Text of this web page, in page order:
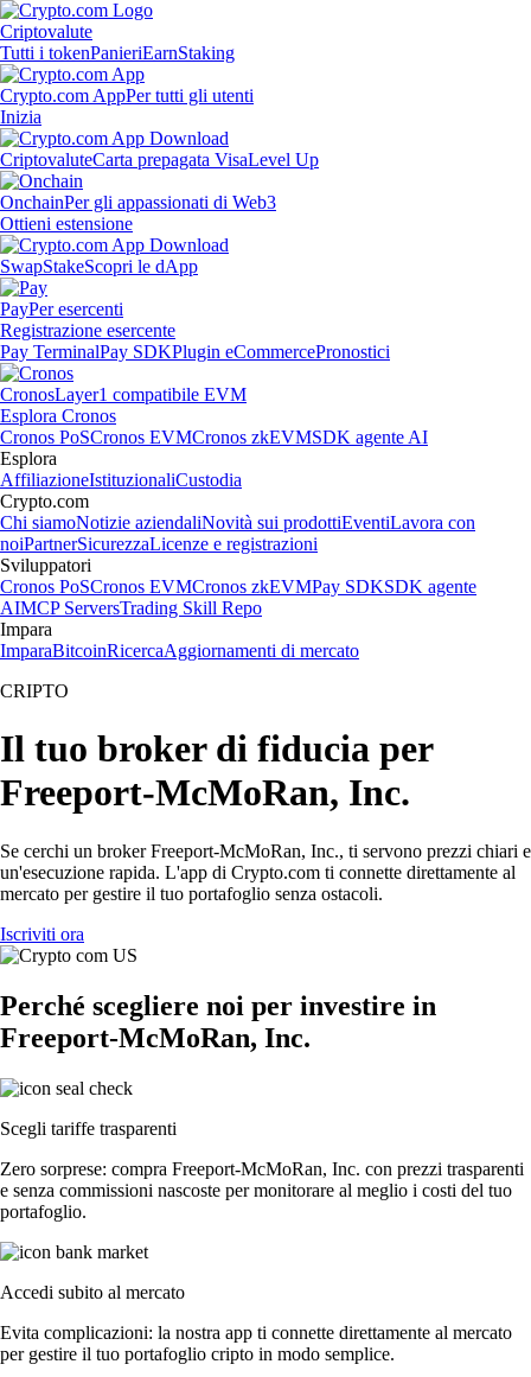
Criptovalute
Tutti i tokenPanieriEarnStaking
Crypto.com AppPer tutti gli utenti
Inizia
CriptovaluteCarta prepagata VisaLevel Up
OnchainPer gli appassionati di Web3
Ottieni estensione
SwapStakeScopri le dApp
PayPer esercenti
Registrazione esercente
Pay TerminalPay SDKPlugin eCommercePronostici
CronosLayer1 compatibile EVM
Esplora Cronos
Cronos PoSCronos EVMCronos zkEVMSDK agente AI
Esplora
AffiliazioneIstituzionaliCustodia
Crypto.com
Chi siamoNotizie aziendaliNovità sui prodottiEventiLavora con
noiPartnerSicurezzaLicenze e registrazioni
Sviluppatori
Cronos PoSCronos EVMCronos zkEVMPay SDKSDK agente
AIMCP ServersTrading Skill Repo
Impara
ImparaBitcoinRicercaAggiornamenti di mercato
CRIPTO
Il tuo broker di fiducia per
Freeport-McMoRan, Inc.
Se cerchi un broker Freeport-McMoRan, Inc., ti servono prezzi chiari e
un'esecuzione rapida. L'app di Crypto.com ti connette direttamente al
mercato per gestire il tuo portafoglio senza ostacoli.
Iscriviti ora
Perché scegliere noi per investire in
Freeport-McMoRan, Inc.
Scegli tariffe trasparenti
Zero sorprese: compra Freeport-McMoRan, Inc. con prezzi trasparenti
e senza commissioni nascoste per monitorare al meglio i costi del tuo
portafoglio.
Accedi subito al mercato
Evita complicazioni: la nostra app ti connette direttamente al mercato
per gestire il tuo portafoglio cripto in modo semplice.